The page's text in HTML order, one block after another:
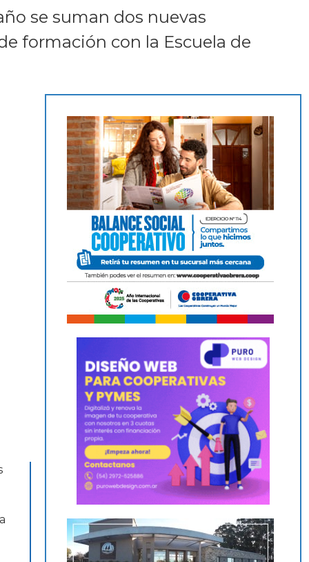
se suman dos nuevas
formación con la Escuela de